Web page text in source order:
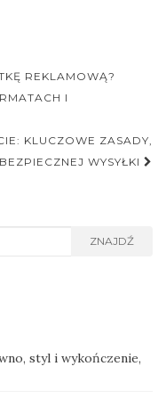
REKLAMOWĄ?
I
KLUCZOWE ZASADY,
WYSYŁKI
ZNAJDŹ
styl i wykończenie,